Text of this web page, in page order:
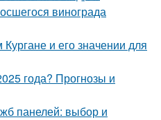
винограда
и его значении для
года? Прогнозы и
панелей: выбор и